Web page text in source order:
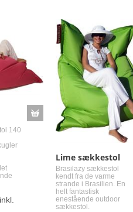
140
Lime sækkestol
Brasilazy sækkestol
kendt fra de varme
strande i Brasilien. En
helt fantastisk
enestående outdoor
sækkestol.